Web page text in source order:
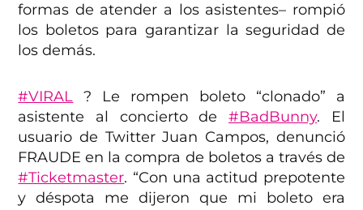
formas de atender a los asistentes– rompió
los boletos para garantizar la seguridad de
los demás.
#VIRAL ? Le rompen boleto “clonado” a
asistente al concierto de #BadBunny. El
usuario de Twitter Juan Campos, denunció
FRAUDE en la compra de boletos a través de
#Ticketmaster. “Con una actitud prepotente
y déspota me dijeron que mi boleto era